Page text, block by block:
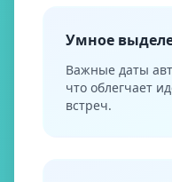
Умное
Важные даты
что облегчает
встреч.